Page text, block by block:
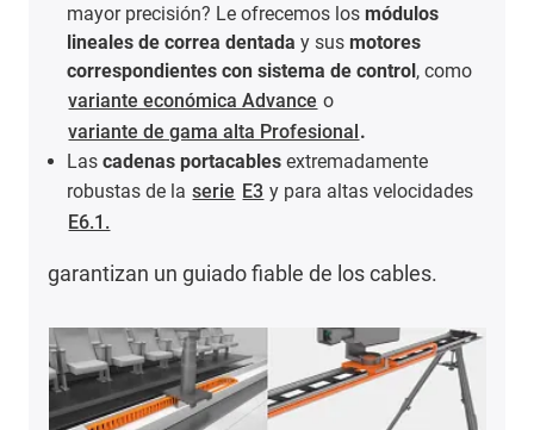
mayor precisión? Le ofrecemos losmódulos
lineales de correa dentada y susmotores
correspondientes con sistema de control, como
variante económica Advance o
variante de gama alta Profesional.
Lascadenas portacables extremadamente
robustas de la serie E3 y para altas velocidades
E6.1.
garantizan un guiado fiable de los cables.